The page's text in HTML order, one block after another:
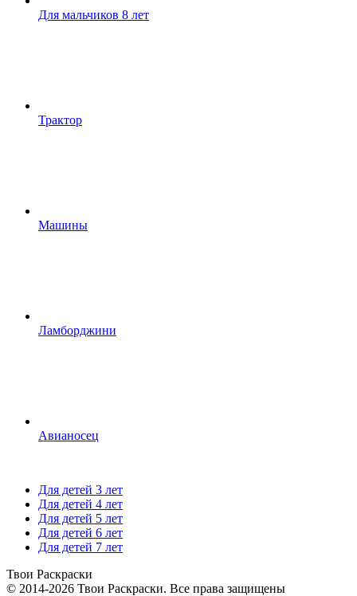
Для мальчиков 8 лет
Трактор
Машины
Ламборджини
Авианосец
Для детей 3 лет
Для детей 4 лет
Для детей 5 лет
Для детей 6 лет
Для детей 7 лет
Твои Раскраски
© 2014-2026 Твои Раскраски. Все права защищены